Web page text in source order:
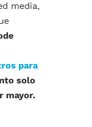
media,
para
solo
mayor.